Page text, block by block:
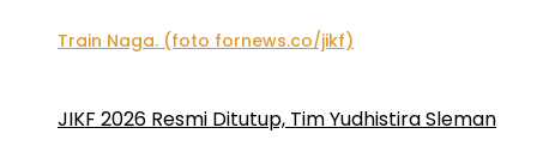
JIKF 2026 Resmi Ditutup, Tim Yudhistira Sleman